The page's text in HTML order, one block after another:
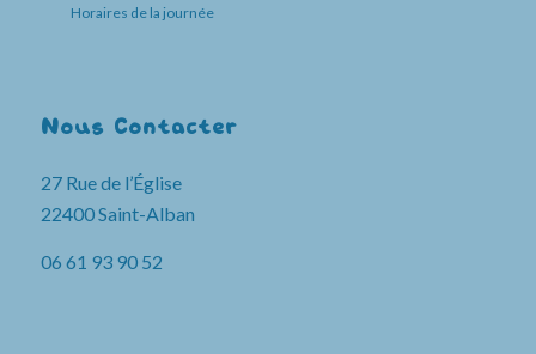
Horaires de la journée
Nous Contacter
27 Rue de l’Église
22400 Saint-Alban
06 61 93 90 52